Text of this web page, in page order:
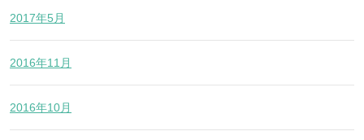
2017年5月
2016年11月
2016年10月